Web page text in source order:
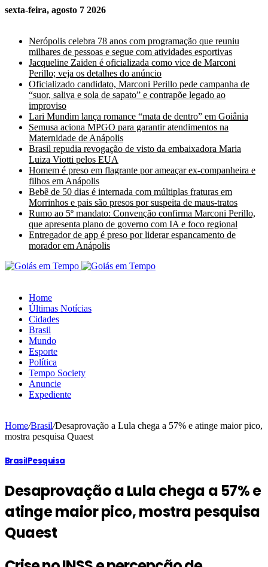
sexta-feira, agosto 7 2026
Nerópolis celebra 78 anos com programação que reuniu
milhares de pessoas e segue com atividades esportivas
Jacqueline Zaiden é oficializada como vice de Marconi
Perillo; veja os detalhes do anúncio
Oficializado candidato, Marconi Perillo pede campanha de
“suor, saliva e sola de sapato” e contrapõe legado ao
improviso
Lari Mundim lança romance “mata de dentro” em Goiânia
Semusa aciona MPGO para garantir atendimentos na
Maternidade de Anápolis
Brasil repudia revogação de visto da embaixadora Maria
Luiza Viotti pelos EUA
Homem é preso em flagrante por ameaçar ex-companheira e
filhos em Anápolis
Bebê de 50 dias é internada com múltiplas fraturas em
Morrinhos e pais são presos por suspeita de maus-tratos
Rumo ao 5º mandato: Convenção confirma Marconi Perillo,
que apresenta plano de governo com IA e foco regional
Entregador de app é preso por liderar espancamento de
morador em Anápolis
Home
Últimas Notícias
Cidades
Brasil
Mundo
Esporte
Política
Tempo Society
Anuncie
Expediente
Home/Brasil/Desaprovação a Lula chega a 57% e atinge maior pico,
mostra pesquisa Quaest
BrasilPesquisa
Desaprovação a Lula chega a 57% e
atinge maior pico, mostra pesquisa
Quaest